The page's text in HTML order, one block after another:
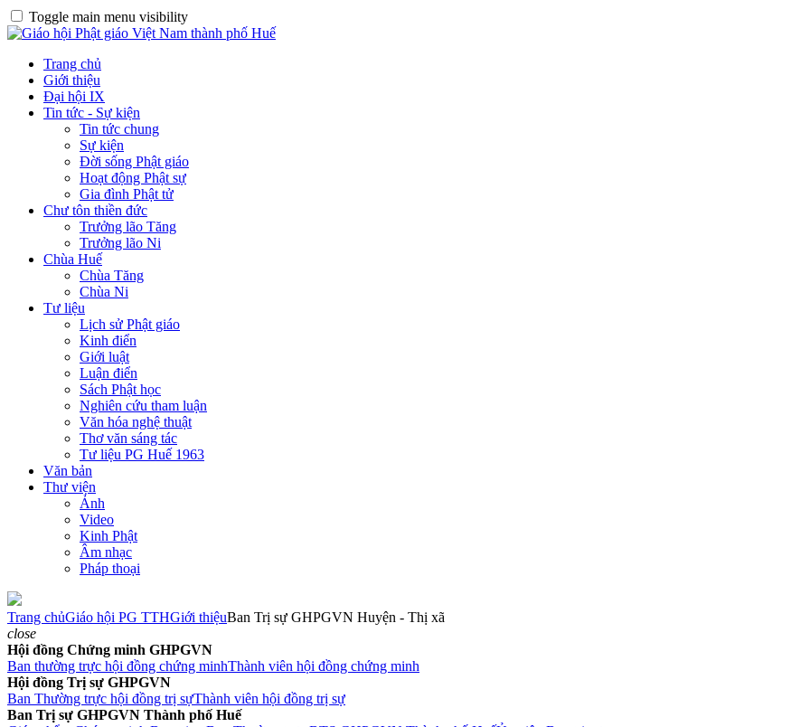
Toggle main menu visibility
Trang chủ
Giới thiệu
Đại hội IX
Tin tức - Sự kiện
Tin tức chung
Sự kiện
Đời sống Phật giáo
Hoạt động Phật sự
Gia đình Phật tử
Chư tôn thiền đức
Trưởng lão Tăng
Trưởng lão Ni
Chùa Huế
Chùa Tăng
Chùa Ni
Tư liệu
Lịch sử Phật giáo
Kinh điển
Giới luật
Luận điển
Sách Phật học
Nghiên cứu tham luận
Văn hóa nghệ thuật
Thơ văn sáng tác
Tư liệu PG Huế 1963
Văn bản
Thư viện
Ảnh
Video
Kinh Phật
Âm nhạc
Pháp thoại
Trang chủGiáo hội PG TTHGiới thiệuBan Trị sự GHPGVN Huyện - Thị xã
close
Hội đồng Chứng minh GHPGVN
Ban thường trực hội đồng chứng minhThành viên hội đồng chứng minh
Hội đồng Trị sự GHPGVN
Ban Thường trực hội đồng trị sựThành viên hội đồng trị sự
Ban Trị sự GHPGVN Thành phố Huế